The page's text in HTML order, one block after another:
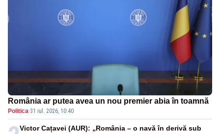
România ar putea avea un nou premier abia în toamnă
Politica·31 iul. 2026, 10:40
Victor Cațavei (AUR): „România – o navă în derivă sub